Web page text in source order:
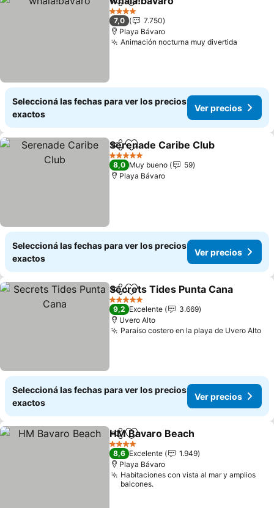
CompartirAñadir a favoritos
4 Estrellas
7,0
7.750
Playa Bávaro
Animación nocturna muy divertida
Seleccioná las fechas para ver los precios
exactos
Ver precios
CompartirAñadir a favoritos
Serenade Caribe Club
5 Estrellas
8,0 Muy bueno
59
Playa Bávaro
Seleccioná las fechas para ver los precios
exactos
Ver precios
CompartirAñadir a favoritos
Secrets Tides Punta Cana
5 Estrellas
9,2 Excelente
3.669
Uvero Alto
Paraíso costero en la playa de Uvero Alto
Seleccioná las fechas para ver los precios
exactos
Ver precios
CompartirAñadir a favoritos
HM Bavaro Beach
4 Estrellas
8,6 Excelente
1.949
Playa Bávaro
Habitaciones con vista al mar y amplios
balcones.